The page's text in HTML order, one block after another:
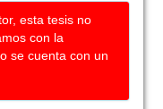
esta tesis no
con la
se cuenta con un